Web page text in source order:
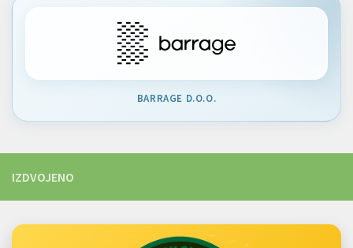
BARRAGE D.O.O.
IZDVOJENO